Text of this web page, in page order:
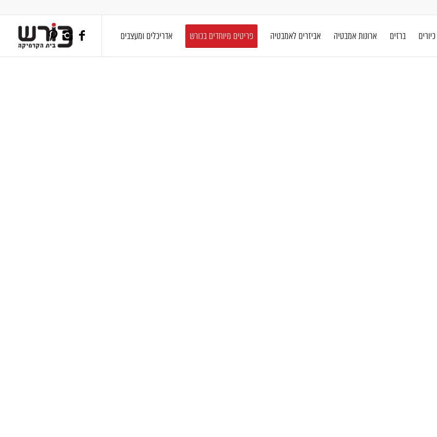
כיורים ברזים ארונות אמבטיה אביזרים לאמבטיה פריטים מיוחדים בכורש אדריכלים ומעצבים